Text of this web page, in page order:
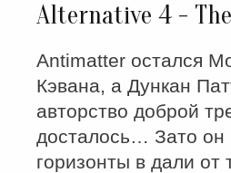
Alternative 4 -
Antimatter остался
Кэвана, а Дункан
авторство доброй
досталось… Зато он
горизонты в дали